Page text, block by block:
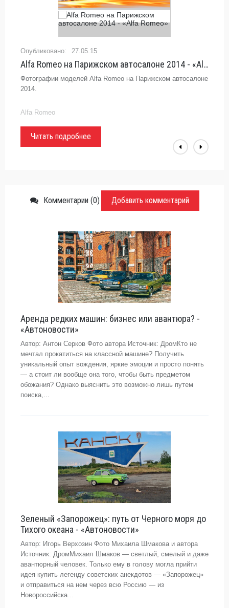
27.05.15
Alfa Romeo на Парижском автосалоне 2014 - «Alfa Romeo»
Фотографии моделей Alfa Romeo на Парижском автосалоне
2014.
Alfa Romeo
Читать подробнее
Комментарии (0) Добавить комментарий
Аренда редких машин: бизнес или авантюра? -
«Автоновости»
Автор: Антон Серков Фото автора Источник: ДромКто не
мечтал прокатиться на классной машине? Получить
уникальный опыт вождения, яркие эмоции и просто понять
— а стоит ли вообще она того, чтобы быть предметом
обожания? Однако выяснить это возможно лишь путем
поиска,...
Зеленый «Запорожец»: путь от Черного моря до
Тихого океана - «Автоновости»
Автор: Игорь Верхозин Фото Михаила Шмакова и автора
Источник: ДромМихаил Шмаков — светлый, смелый и даже
авантюрный человек. Только ему в голову могла прийти
идея купить легенду советских анекдотов — «Запорожец»
и отправиться на нем через всю Россию — из
Новороссийска...